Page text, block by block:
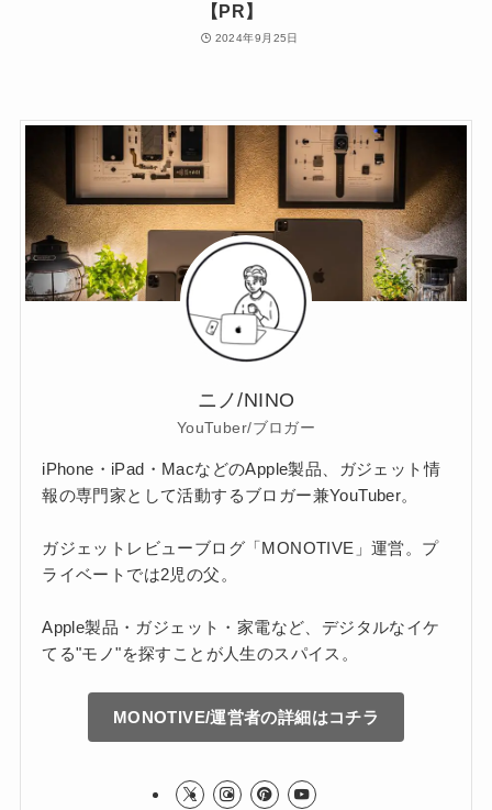
【PR】
2024年9月25日
ニノ/NINO
YouTuber/ブロガー
iPhone・iPad・MacなどのApple製品、ガジェット情
報の専門家として活動するブロガー兼YouTuber。
ガジェットレビューブログ「MONOTIVE」運営。プ
ライベートでは2児の父。
Apple製品・ガジェット・家電など、デジタルなイケ
てる"モノ"を探すことが人生のスパイス。
MONOTIVE/運営者の詳細はコチラ